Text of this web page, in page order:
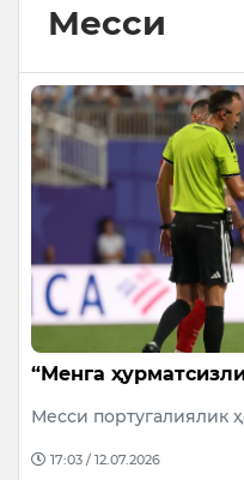
Месси
“Менга
Месси португалиялик
17:03 / 12.07.2026